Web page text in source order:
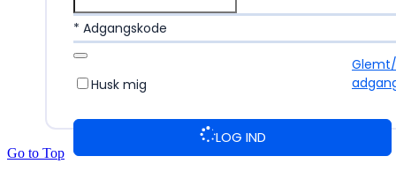
* Adgangskode
Husk mig
LOG IND
Go to Top